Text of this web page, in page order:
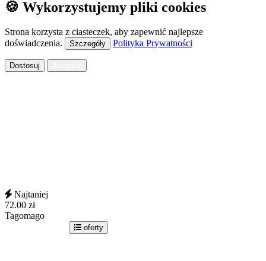
🍪 Wykorzystujemy pliki cookies
Strona korzysta z ciasteczek, aby zapewnić najlepsze
doświadczenia.
Szczegóły Polityka Prywatności
Dostosuj
Najtaniej
72.00 zł
Tagomago
oferty